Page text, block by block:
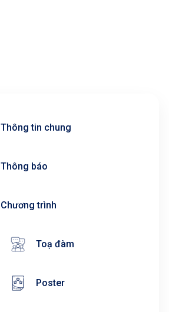
Thông tin chung
Thông báo
Chương trình
Toạ đàm
Poster